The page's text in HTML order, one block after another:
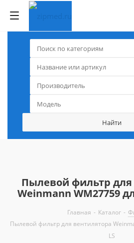
Пылевой фильтр для
Weinmann WM27759
Главная - Каталог -
Пылевой фильтр для вентилятора
LS